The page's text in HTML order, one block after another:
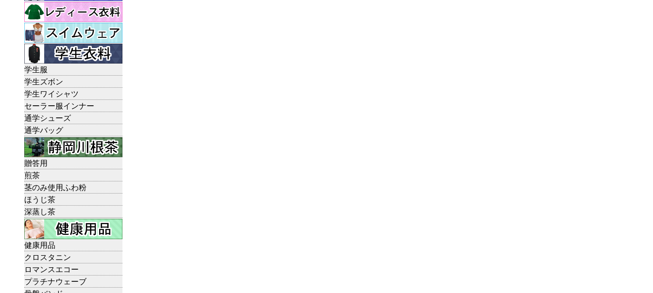
学生服
学生ズボン
学生ワイシャツ
セーラー服インナー
通学シューズ
通学バッグ
贈答用
煎茶
茎のみ使用ふわ粉
ほうじ茶
深蒸し茶
健康用品
クロスタニン
ロマンスエコー
プラチナウェーブ